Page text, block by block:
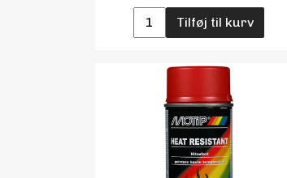
Tilføj til kurv